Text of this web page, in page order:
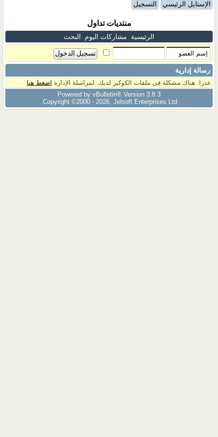
الإستايل الرئيسي التسجيل
منتديات تداول
الرئيسية مشاركات اليوم البحث
رسالة إدارية
عذرا. هناك مشكلة فى ملفات الكوكيز لديك. لمراسلة الإدارة اضغط هنا
Powered by vBulletin® Version 3.8.3
Copyright ©2000 - 2026, Jelsoft Enterprises Ltd.